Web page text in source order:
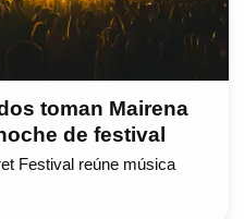
toman Mairena
de festival
Festival reúne música